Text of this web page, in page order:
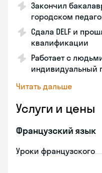
Закончил
городском
Сдала DELF и
квалификации
Работает с
индивидуальный
Читать дальше
Услуги и цены
Французский язык
Уроки французского